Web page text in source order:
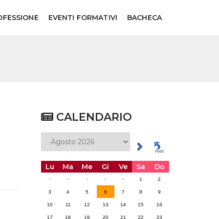
EVENTI FORMATIVI BACHECA
CALENDARIO
Lu Ma Me Gi Ve Sa
Do
-
- - - - 1 2
3 4 5 6 7 8 9
10 11 12 13 14 15 16
17 18 19 20 21 22 23